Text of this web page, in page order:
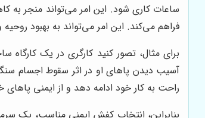
ساعات کاری شود. این امر می‌تواند منجر به
فراهم می‌کند. این امر می‌تواند به بهبود
برای مثال، تصور کنید کارگری در یک کارگاه
آسیب دیدن پاهای او در اثر سقوط اجسام
راحت به کار خود ادامه دهد و از ایمنی
بنابراین، انتخاب کفش ایمنی مناسب، یک